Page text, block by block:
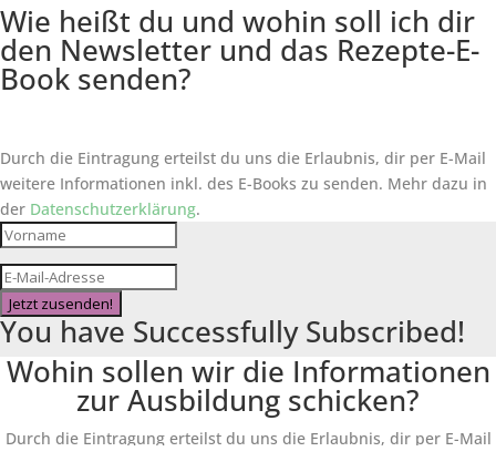
Wie heißt du und wohin soll ich dir
den Newsletter und das Rezepte-E-
Book senden?
Durch die Eintragung erteilst du uns die Erlaubnis, dir per E-Mail
weitere Informationen inkl. des E-Books zu senden. Mehr dazu in
der Datenschutzerklärung.
Jetzt zusenden!
You have Successfully Subscribed!
Wohin sollen wir die Informationen
zur Ausbildung schicken?
Durch die Eintragung erteilst du uns die Erlaubnis, dir per E-Mail